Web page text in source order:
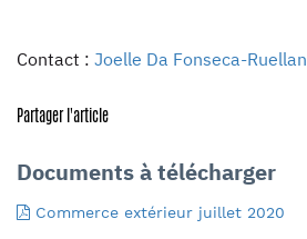
Contact : Joelle Da Fonseca-Ruellan
Partager l'article
Documents à télécharger
Commerce extérieur juillet 2020